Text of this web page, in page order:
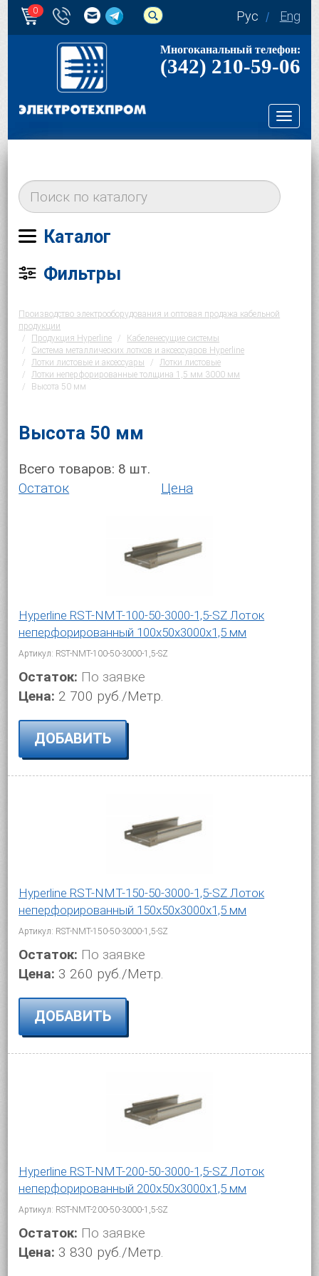
0 Рус Eng
Многоканальный телефон:
(342) 210-59-06
Каталог
Фильтры
Производство электрооборудования и оптовая продажа кабельной
продукции
Продукция Hyperline
Кабеленесущие системы
Система металлических лотков и аксессуаров Hyperline
Лотки листовые и аксессуары
Лотки листовые
Лотки неперфорированные толщина 1,5 мм 3000 мм
Высота 50 мм
Высота 50 мм
Всего товаров: 8 шт.
Остаток
Цена
Hyperline RST-NMT-100-50-3000-1,5-SZ Лоток
неперфорированный 100x50x3000x1,5 мм
Артикул: RST-NMT-100-50-3000-1,5-SZ
Остаток: По заявке
Цена: 2 700 руб./Метр.
ДОБАВИТЬ
Hyperline RST-NMT-150-50-3000-1,5-SZ Лоток
неперфорированный 150x50x3000x1,5 мм
Артикул: RST-NMT-150-50-3000-1,5-SZ
Остаток: По заявке
Цена: 3 260 руб./Метр.
ДОБАВИТЬ
Hyperline RST-NMT-200-50-3000-1,5-SZ Лоток
неперфорированный 200x50x3000x1,5 мм
Артикул: RST-NMT-200-50-3000-1,5-SZ
Остаток: По заявке
Цена: 3 830 руб./Метр.